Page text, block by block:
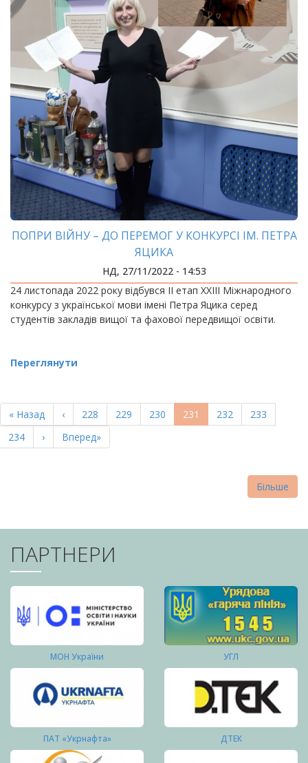
ПОПРИ ВІЙНУ – ДО ПЕРЕМОГ У КОНКУРСІ ІМ. ПЕТРА
ЯЦИКА
НД, 27/11/2022 - 14:53
24 листопада 2022 року відбувся ІІ етап ХХІІІ Міжнародного
конкурсу з української мови імені Петра Яцика серед
студентів закладів вищої та фахової передвищої освіти.
Переглянути
НА
СТОРІНКИ
Перша
сторінка
« Назад
Попередня
сторінка
‹ Page
228 Page
229 Page
230
Поточна
сторінка
231 Page
232 Page
233
Page
234
Наступна
сторінка
›
Остання
сторінка
Вперед»
Більше
ПАРТНЕРИ
МОН України УГЛ
ПАТ «Укрнафта» ДТЕК